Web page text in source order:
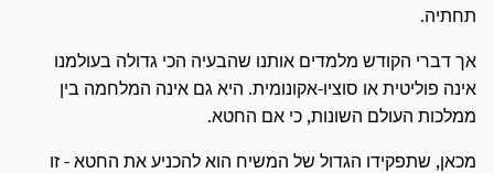
תחתיה.
אך דברי הקודש מלמדים אותנו שהבעיה הכי גדולה בעולמנו
אינה פוליטית או סוציו-אקונומית. היא גם אינה המלחמה בין
ממלכות העולם השונות, כי אם החטא.
מכאן, שתפקידו הגדול של המשיח הוא להכניע את החטא - זו